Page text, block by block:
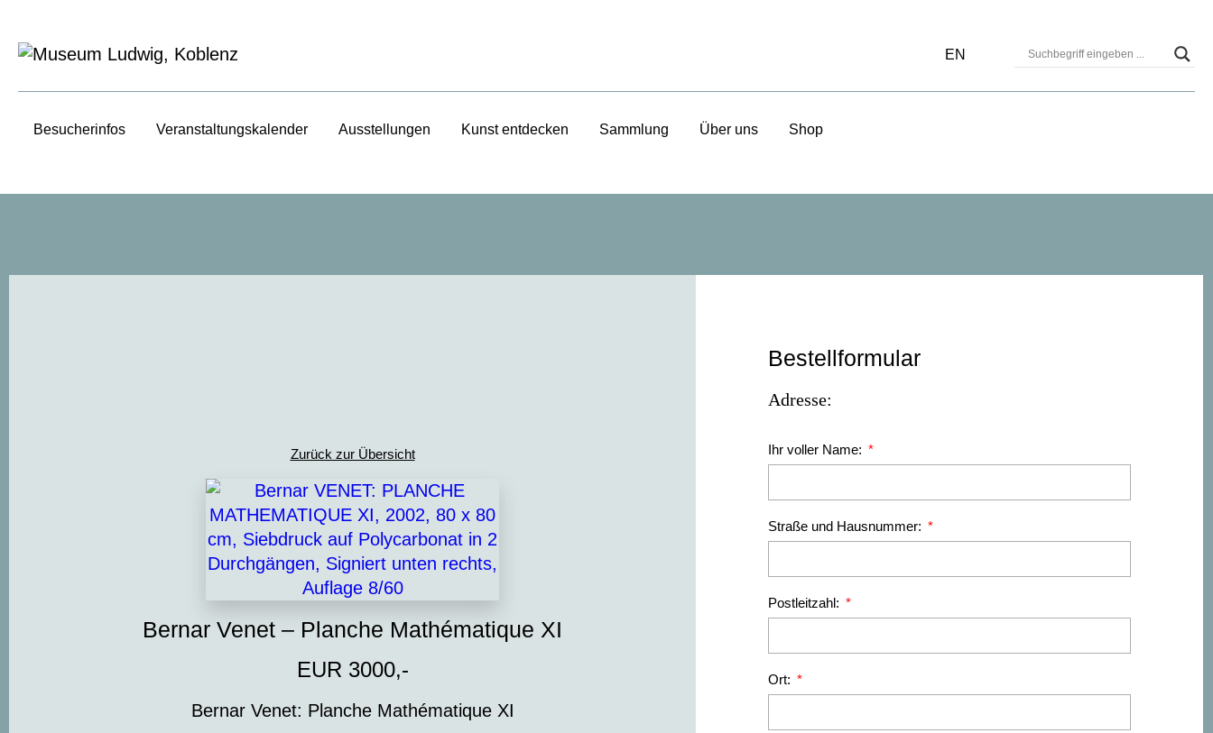
Besucherinfos Veranstaltungs­kalender Ausstellungen Kunst entdecken Sammlung Über uns Shop
EN
Zurück zur Übersicht
Bernar Venet – Planche Mathématique XI
EUR 3000,-
Bernar Venet: Planche Mathématique XI
Bestellformular
Adresse:
Ihr voller Name:
Straße und Hausnummer:
Postleitzahl:
Ort: